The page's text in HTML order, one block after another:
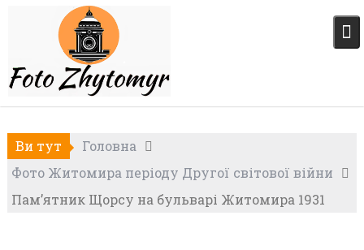
Ви тут
Головна
Фото Житомира періоду Другої світової війни
Пам’ятник Щорсу на бульварі Житомира 1931